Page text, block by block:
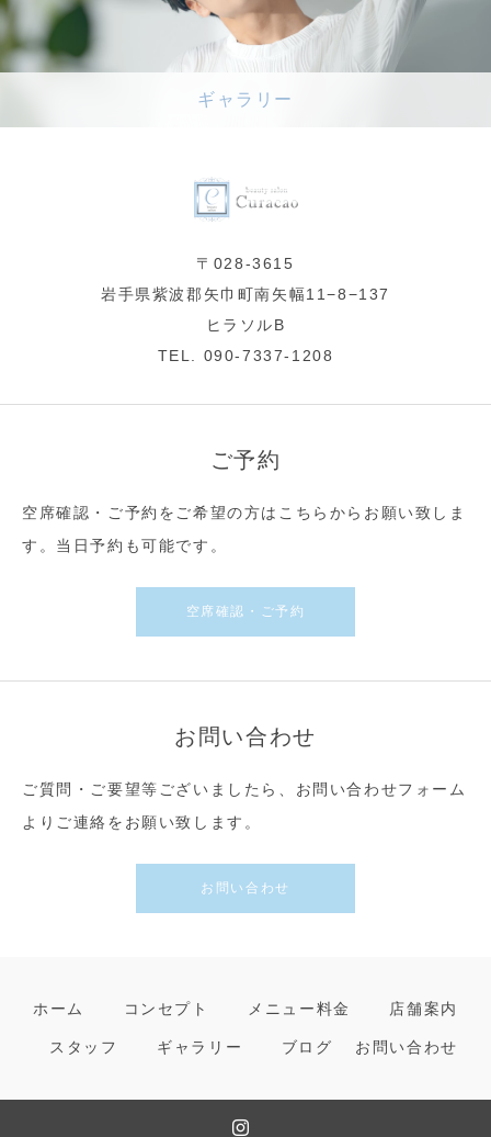
ギャラリー
〒028-3615
岩手県紫波郡矢巾町南矢幅11−8−137
ヒラソルB
TEL. 090-7337-1208
ご予約
空席確認・ご予約をご希望の方はこちらからお願い致しま
す。当日予約も可能です。
空席確認・ご予約
お問い合わせ
ご質問・ご要望等ございましたら、お問い合わせフォーム
よりご連絡をお願い致します。
お問い合わせ
ホーム コンセプト メニュー料金 店舗案内
スタッフ ギャラリー ブログ お問い合わせ